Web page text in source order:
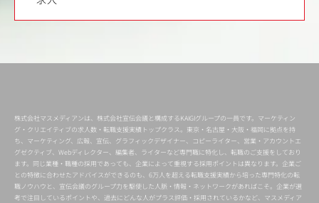
株式会社マスメディアンは、株式会社宣伝会議と構成するKAIGIグループの一員です。マーケティン
グ・クリエイティブの求人数・転職支援実績トップクラス。東京・名古屋・大阪・福岡に拠点を持
ち、マーケティング、広報、宣伝、グラフィックデザイナー、コピーライター、営業・アカウントエ
グゼクティブ、Webディレクター、編集者、ライターなど専門職に特化し、転職のご支援をしており
ます。同じ業種・職種の採用であっても、企業によって重視する採用ポイントは異なります。企業ご
との特徴に合わせたアドバイスができるのも、6万人を超える転職支援実績から培った専門特化の転
職ノウハウと、宣伝会議のグループ力を駆使した人脈・情報・ネットワークがあればこそ。企業が選
考で注目しているポイントや、過去にどんな人がプラス評価・採用されているかなど、マスメディア